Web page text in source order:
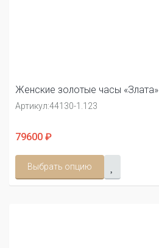
Женские золотые часы «Злата»
Артикул:44130-1.123
79600 ₽
Выбрать опцию